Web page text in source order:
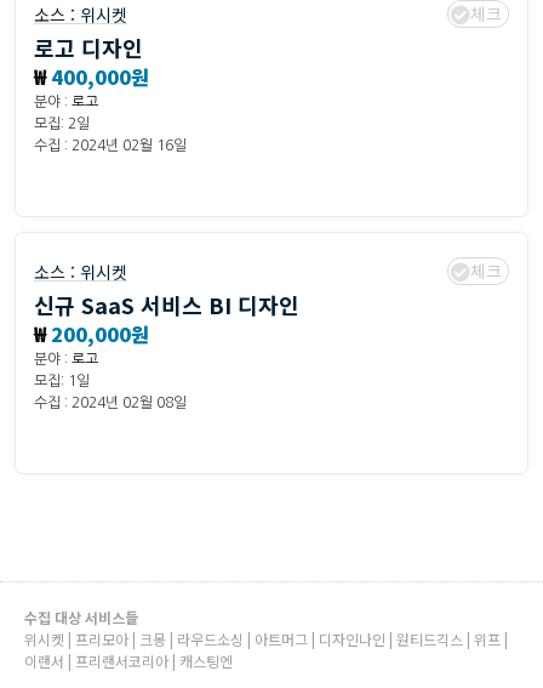
소스 : 위시켓 체크
로고 디자인
₩400,000원
분야 : 로고
모집: 2일
수집 : 2024년 02월 16일
소스 : 위시켓 체크
신규 SaaS 서비스 BI 디자인
₩200,000원
분야 : 로고
모집: 1일
수집 : 2024년 02월 08일
수집 대상 서비스들
위시켓 | 프리모아 | 크몽 | 라우드소싱 | 아트머그 | 디자인나인 | 원티드긱스 | 위프 |
이랜서 | 프리랜서코리아 | 캐스팅엔